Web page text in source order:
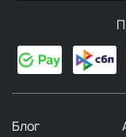
обновления
питательные
помогает
от старения
Блог